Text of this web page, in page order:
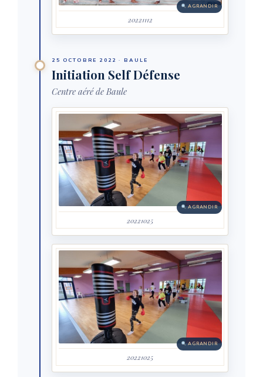
AGRANDIR
20221112
25 OCTOBRE 2022 · BAULE
Initiation Self Défense
Centre aéré de Baule
AGRANDIR
20221025
AGRANDIR
20221025